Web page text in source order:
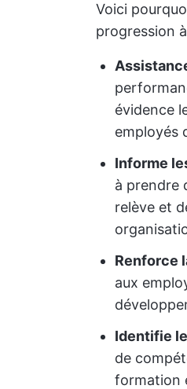
Voici
progression
évidence
employés
Informe
à prendre
relève et
Renforce
aux
Identifie
de
formation